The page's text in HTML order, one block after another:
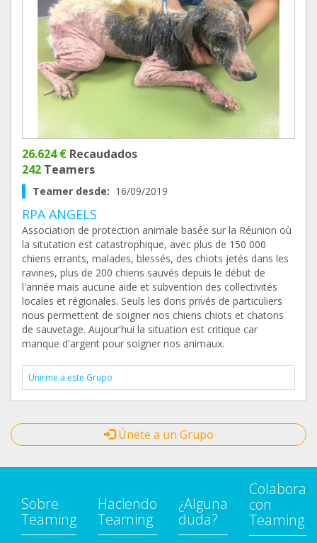
26.624 € Recaudados
242 Teamers
Teamer desde: 16/09/2019
RPA ANGELS
Association de protection animale basée sur la Réunion où
la situtation est catastrophique, avec plus de 150 000
chiens errants, malades, blessés, des chiots jetés dans les
ravines, plus de 200 chiens sauvés depuis le début de
l'année mais aucune aide et subvention des collectivités
locales et régionales. Seuls les dons privés de particuliers
nous permettent de soigner nos chiens chiots et chatons
de sauvetage. Aujour'hui la situation est critique car
manque d'argent pour soigner nos animaux.
Unirme a este Grupo
Únete a un Grupo
Sobre
Teaming
Haciendo
Teaming
¿Alguna
duda?
Colabora
con
Teaming